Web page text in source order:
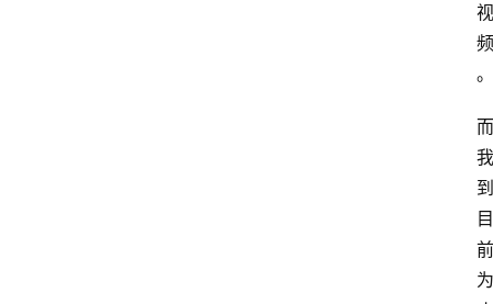
视
频
。
而
我
到
目
前
为